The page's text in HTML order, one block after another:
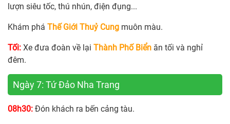
lượn siêu tốc, thú nhún, điện đụng...
Khám phá Thế Giới Thuỷ Cung muôn màu.
Tối: Xe đưa đoàn về lại Thành Phố Biển ăn tối và nghỉ
đêm.
Ngày 7: Tứ Đảo Nha Trang
08h30: Đón khách ra bến cảng tàu.